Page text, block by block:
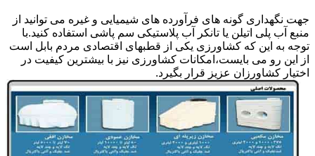
جهت نگهداری گونه های فرآورده های شیمیایی و غیره می توانید از
منبع آب پلی اتیلن یا تانکر آب پلاستیکی سم پاشی استفاده کنید.با
توجه به این که کشاورزی یکی از قطبهای اقتصادی مردم بابل است
از این رو می بایست،امکانات کشاورزی نیز با بیشترین کیفیت در
اختیار کشاورزان عزیز قرار بگیرد.